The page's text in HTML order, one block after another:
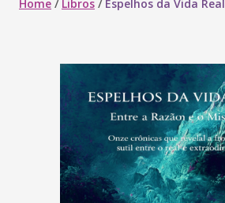
Home / Libros / Espelhos da Vida Real